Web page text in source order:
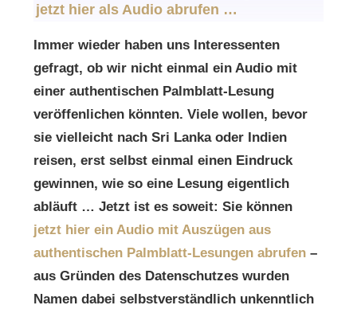
jetzt hier als Audio abrufen …
Immer wieder haben uns Interessenten
gefragt, ob wir nicht einmal ein Audio mit
einer authentischen Palmblatt-Lesung
veröffenlichen könnten. Viele wollen, bevor
sie vielleicht nach Sri Lanka oder Indien
reisen, erst selbst einmal einen Eindruck
gewinnen, wie so eine Lesung eigentlich
abläuft … Jetzt ist es soweit: Sie können
jetzt hier ein Audio mit Auszügen aus
authentischen Palmblatt-Lesungen abrufen –
aus Gründen des Datenschutzes wurden
Namen dabei selbstverständlich unkenntlich